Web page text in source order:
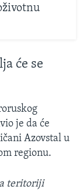
će se
je da će
Azovstal u
regionu.
teritoriji